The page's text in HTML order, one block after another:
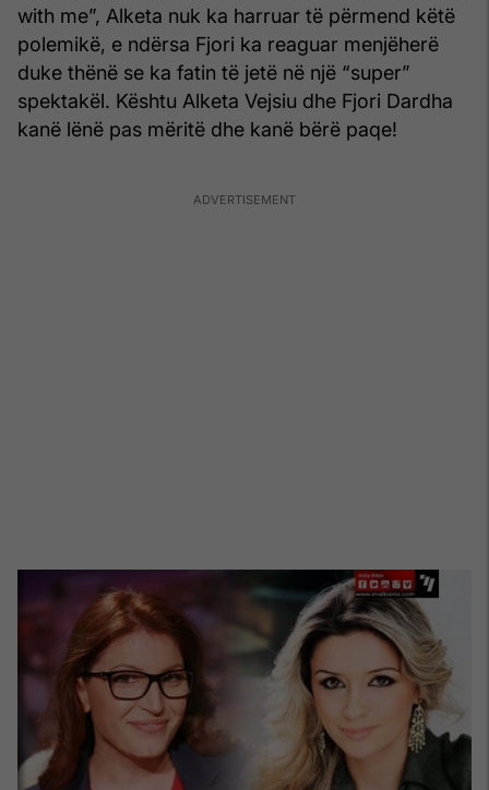
with me”, Alketa nuk ka harruar të përmend këtë
polemikë, e ndërsa Fjori ka reaguar menjëherë
duke thënë se ka fatin të jetë në një “super”
spektakël. Kështu Alketa Vejsiu dhe Fjori Dardha
kanë lënë pas mëritë dhe kanë bërë paqe!